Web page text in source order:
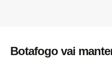
Botafogo vai